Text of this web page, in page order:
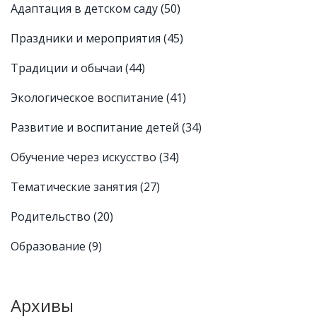
Адаптация в детском саду(50)
Праздники и мероприятия (45)
Традиции и обычаи (44)
Экологическое воспитание (41)
Развитие и воспитание детей (34)
Обучение через искусство (34)
Тематические занятия (27)
Родительство (20)
Образование (9)
Архивы